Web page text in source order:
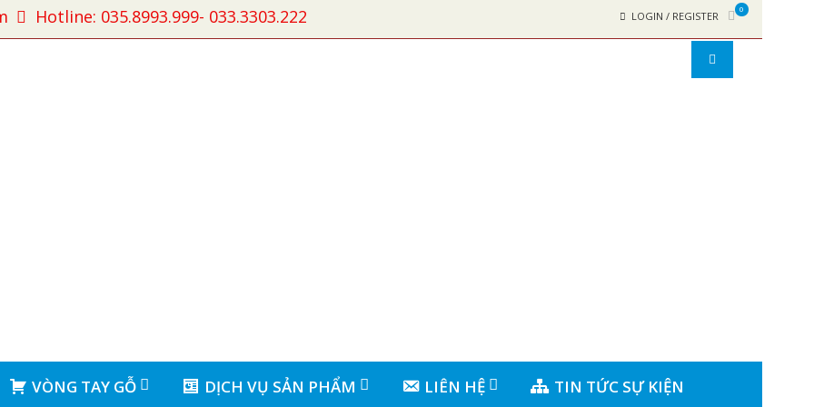
Hotline: 035.8993.999- 033.3303.222 LOGIN / REGISTER
0
VÒNG TAY GỖ DỊCH VỤ SẢN PHẨM LIÊN HỆ TIN TỨC SỰ KIỆN